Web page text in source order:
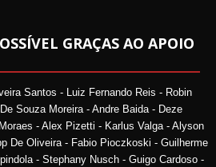
GRAÇAS AO APOIO
Santos - Luiz Fernando Reis - Robin
Souza Moreira - Andre Baida - Deze
- Alex Pizetti - Karlus Valga - Alyson
De Oliveira - Fabio Pioczkoski - Guilherme
- Stephany Nusch - Guigo Cardoso -